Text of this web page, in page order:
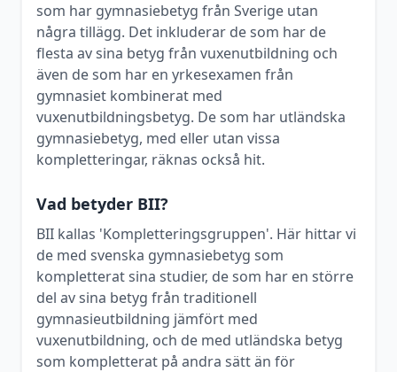
som har gymnasiebetyg från Sverige utan
några tillägg. Det inkluderar de som har de
flesta av sina betyg från vuxenutbildning och
även de som har en yrkesexamen från
gymnasiet kombinerat med
vuxenutbildningsbetyg. De som har utländska
gymnasiebetyg, med eller utan vissa
kompletteringar, räknas också hit.
Vad betyder BII?
BII kallas 'Kompletteringsgruppen'. Här hittar vi
de med svenska gymnasiebetyg som
kompletterat sina studier, de som har en större
del av sina betyg från traditionell
gymnasieutbildning jämfört med
vuxenutbildning, och de med utländska betyg
som kompletterat på andra sätt än för